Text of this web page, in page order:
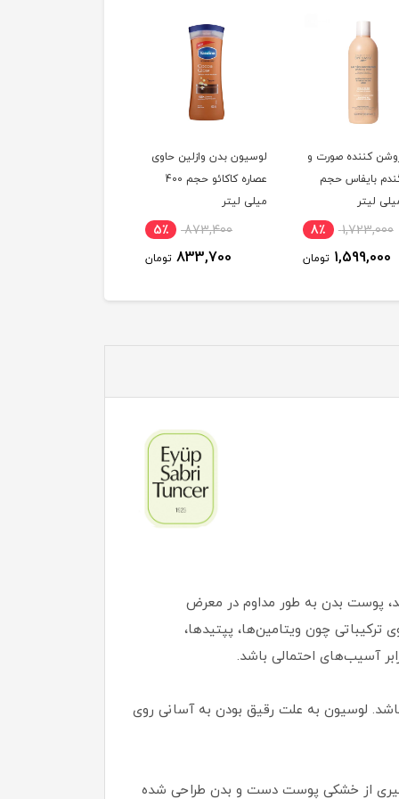
کننده صورت و
بایفاس حجم
1,723,000 8٪
1,599,000 تومان
لوسیون بدن وازلین حاوی
عصاره کاکائو حجم 400
میلی لیتر
873,400 5٪
833,700 تومان
پوست بدن به طور مداوم در معرض
چون ویتامین‌ها، پپتیدها،
آسیب‌های احتمالی باشد.
لوسیون به علت رقیق بودن به آسانی روی
از خشکی پوست دست و بدن طراحی شده